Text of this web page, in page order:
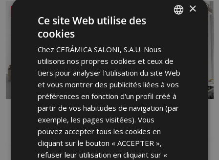
PASTURE ROUGE, PASTURE
ARDEN
PASTURE BLANCHE
ENGLISH
GERMAN
PORTUGUESE
×
Ce site Web utilise des
cookies
Chez CERÁMICA SALONI, S.A.U. Nous
utilisons nos propres cookies et ceux de
tiers pour analyser l'utilisation du site Web
et vous montrer des publicités liées à vos
préférences en fonction d'un profil créé à
partir de vos habitudes de navigation (par
exemple, les pages visitées). Vous
pouvez accepter tous les cookies en
cliquant sur le bouton « ACCEPTER »,
refuser leur utilisation en cliquant sur «